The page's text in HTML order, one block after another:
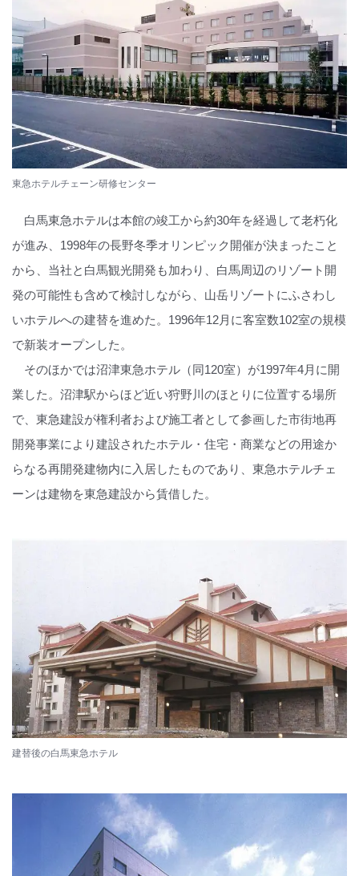
東急ホテルチェーン研修センター
白馬東急ホテルは本館の竣工から約30年を経過して老朽化
が進み、1998年の長野冬季オリンピック開催が決まったこと
から、当社と白馬観光開発も加わり、白馬周辺のリゾート開
発の可能性も含めて検討しながら、山岳リゾートにふさわし
いホテルへの建替を進めた。1996年12月に客室数102室の規模
で新装オープンした。
そのほかでは沼津東急ホテル（同120室）が1997年4月に開
業した。沼津駅からほど近い狩野川のほとりに位置する場所
で、東急建設が権利者および施工者として参画した市街地再
開発事業により建設されたホテル・住宅・商業などの用途か
らなる再開発建物内に入居したものであり、東急ホテルチェ
ーンは建物を東急建設から賃借した。
建替後の白馬東急ホテル